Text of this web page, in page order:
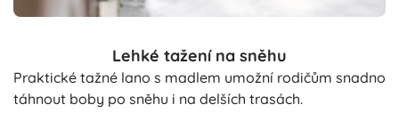
Lehké tažení na sněhu
Praktické tažné lano s madlem umožní rodičům snadno
táhnout boby po sněhu i na delších trasách.